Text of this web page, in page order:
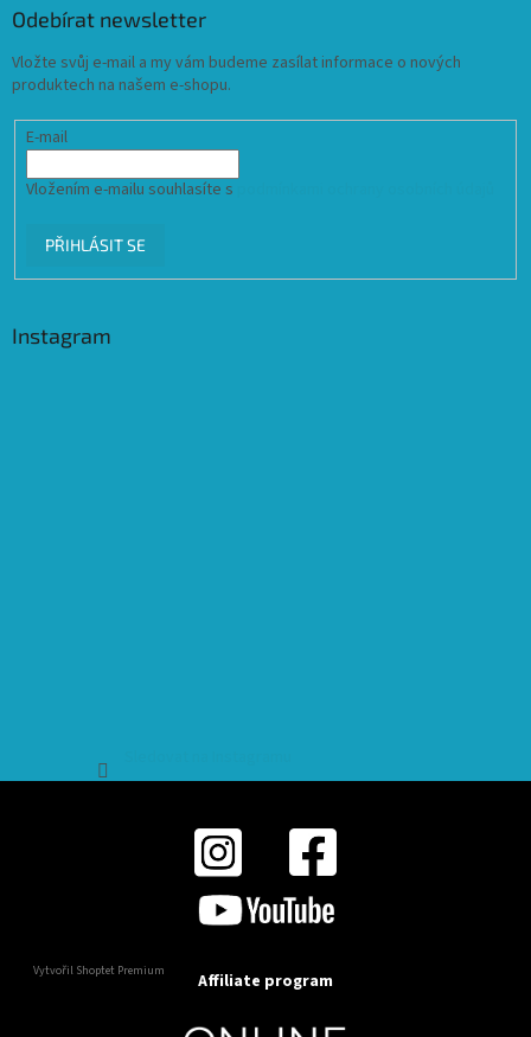
Odebírat newsletter
Vložte svůj e-mail a my vám budeme zasílat informace o nových
produktech na našem e-shopu.
E-mail
Vložením e-mailu souhlasíte s
PŘIHLÁSIT SE
Instagram
Vytvořil Shoptet Premium Affiliate program